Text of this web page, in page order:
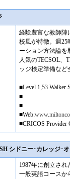
経験豊富な教師陣
校風が特徴。週25
ーション方法論を
人気のTECSOL、
ッジ検定準備など
■Level 1,53 Walker
■
■
■Web:
■CRICOS Provider
シドニー･カレッジ･
1987年に創立さ
一般英語コースか